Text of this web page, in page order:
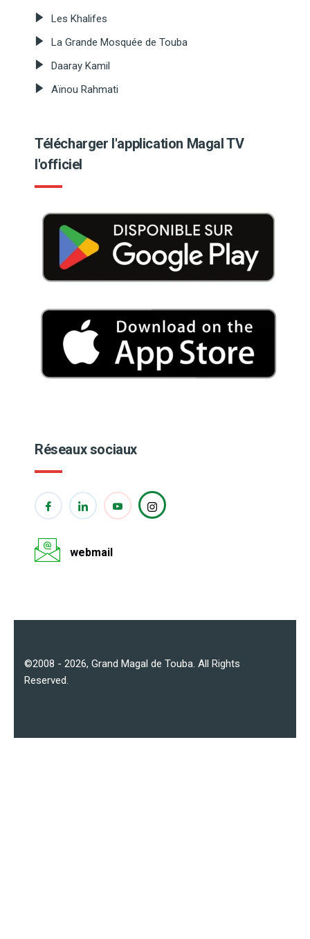
Les Khalifes
La Grande Mosquée de Touba
Daaray Kamil
Aïnou Rahmati
Télécharger l'application Magal TV
l'officiel
Réseaux sociaux
webmail
©2008 - 2026, Grand Magal de Touba . All Rights
Reserved.